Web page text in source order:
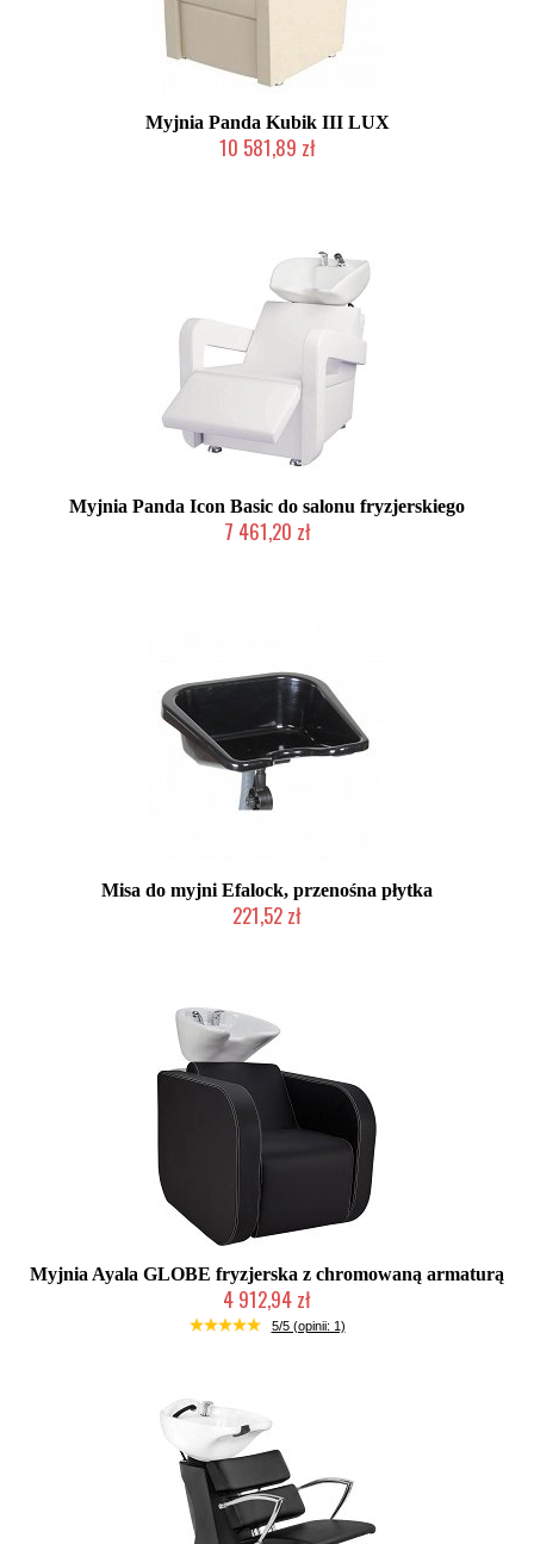
Myjnia Panda Kubik III LUX
10 581,89 zł
Myjnia Panda Icon Basic do salonu fryzjerskiego
7 461,20 zł
Misa do myjni Efalock, przenośna płytka
221,52 zł
Myjnia Ayala GLOBE fryzjerska z chromowaną armaturą
4 912,94 zł
Produkcja na zamówienie Klienta
5/5 (opinii: 1)